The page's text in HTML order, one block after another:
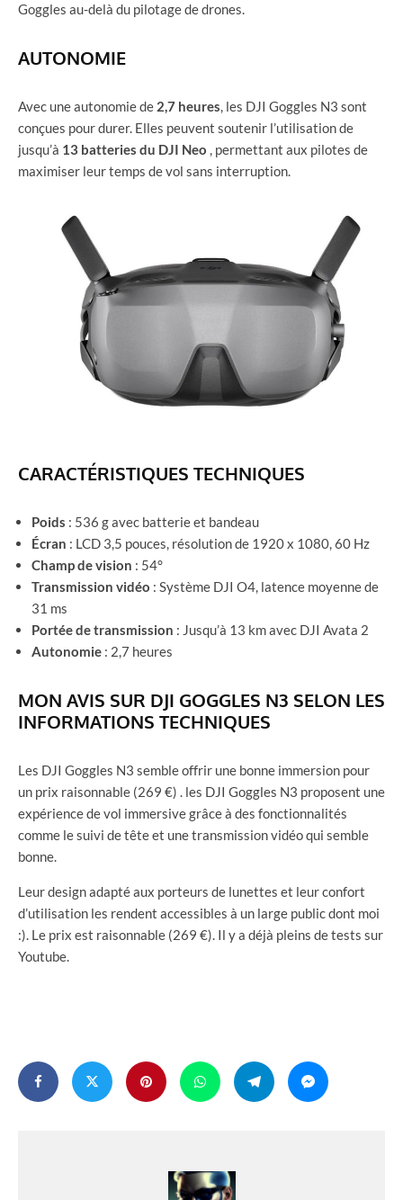
Goggles au-delà du pilotage de drones.
AUTONOMIE
Avec une autonomie de 2,7 heures, les DJI Goggles N3 sont
conçues pour durer. Elles peuvent soutenir l’utilisation de
jusqu’à 13 batteries du DJI Neo , permettant aux pilotes de
maximiser leur temps de vol sans interruption.
CARACTÉRISTIQUES TECHNIQUES
Poids : 536 g avec batterie et bandeau
Écran : LCD 3,5 pouces, résolution de 1920 x 1080, 60 Hz
Champ de vision : 54°
Transmission vidéo : Système DJI O4, latence moyenne de
31 ms
Portée de transmission : Jusqu’à 13 km avec DJI Avata 2
Autonomie : 2,7 heures
MON AVIS SUR DJI GOGGLES N3 SELON LES
INFORMATIONS TECHNIQUES
Les DJI Goggles N3 semble offrir une bonne immersion pour
un prix raisonnable (269 €) . les DJI Goggles N3 proposent une
expérience de vol immersive grâce à des fonctionnalités
comme le suivi de tête et une transmission vidéo qui semble
bonne.
Leur design adapté aux porteurs de lunettes et leur confort
d’utilisation les rendent accessibles à un large public dont moi
:). Le prix est raisonnable (269 €). Il y a déjà pleins de tests sur
Youtube.